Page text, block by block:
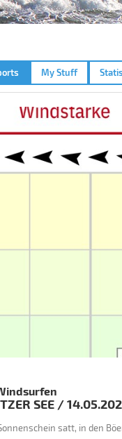
My Stuff
SEE –
SEE /
satt, in den